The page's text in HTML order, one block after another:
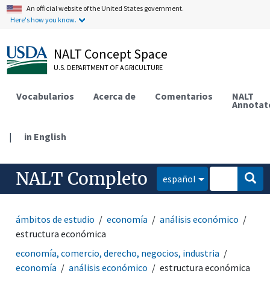
An official website of the United States government.
Here's how you know.
NALT Concept Space
U.S. DEPARTMENT OF AGRICULTURE
Vocabularios Acerca de Comentarios NALT
| in English
NALT Completo español
ámbitos de estudio economía
análisis económico
estructura económica
economía, comercio, derecho, negocios, industria
economía
análisis económico estructura económica